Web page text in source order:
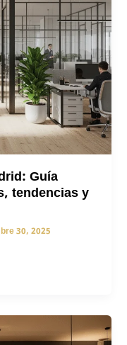
Guía
tendencias y
30, 2025